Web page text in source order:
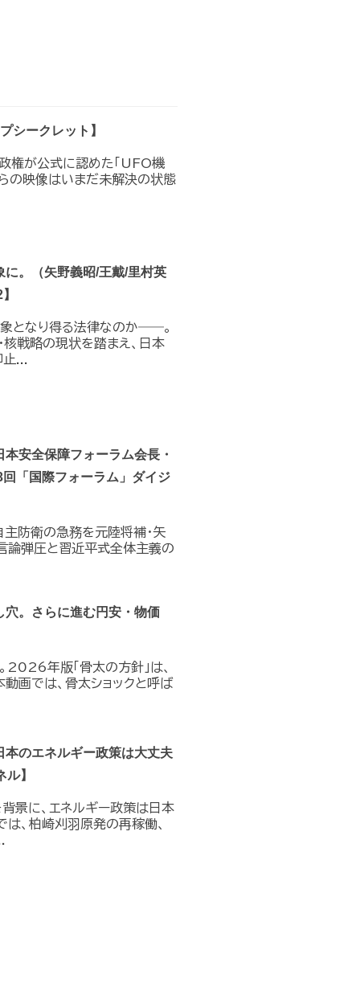
シークレット】
政権が公式に認めた｢UFO機
の映像はいまだ未解決の状態
。（矢野義昭/王戴/里村英
象となり得る法律なのか――。
戦略の現状を踏まえ、日本
止...
安全保障フォーラム会長・
「国際フォーラム」ダイジ
防衛の急務を元陸将補・矢
論弾圧と習近平式全体主義の
。さらに進む円安・物価
年版「骨太の方針」は、
画では、骨太ショックと呼ば
のエネルギー政策は大丈夫
】
に、エネルギー政策は日本
、柏崎刈羽原発の再稼働、